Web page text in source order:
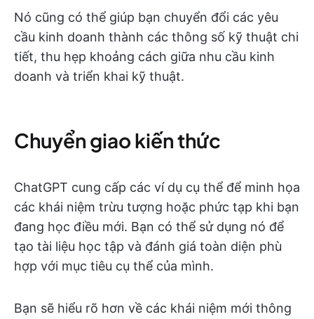
Nó cũng có thể giúp bạn chuyển đổi các yêu
cầu kinh doanh thành các thông số kỹ thuật chi
tiết, thu hẹp khoảng cách giữa nhu cầu kinh
doanh và triển khai kỹ thuật.
Chuyển giao kiến thức
ChatGPT cung cấp các ví dụ cụ thể để minh họa
các khái niệm trừu tượng hoặc phức tạp khi bạn
đang học điều mới. Bạn có thể sử dụng nó để
tạo tài liệu học tập và đánh giá toàn diện phù
hợp với mục tiêu cụ thể của mình.
Bạn sẽ hiểu rõ hơn về các khái niệm mới thông